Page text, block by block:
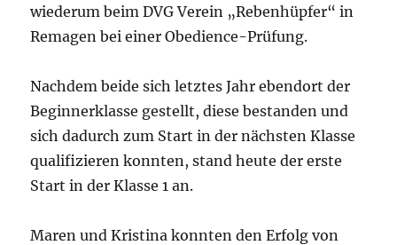
wiederum beim DVG Verein „Rebenhüpfer“ in
Remagen bei einer Obedience-Prüfung.
Nachdem beide sich letztes Jahr ebendort der
Beginnerklasse gestellt, diese bestanden und
sich dadurch zum Start in der nächsten Klasse
qualifizieren konnten, stand heute der erste
Start in der Klasse 1 an.
Maren und Kristina konnten den Erfolg von